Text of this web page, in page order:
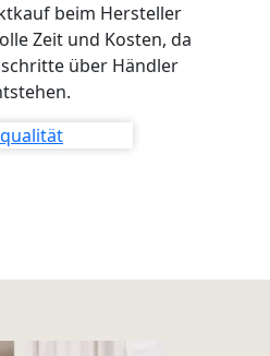
beim Hersteller
Zeit und Kosten, da
über Händler